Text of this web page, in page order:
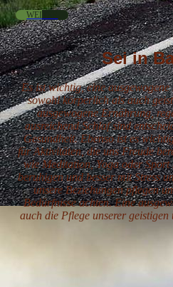
WEITER
Sei in
Es ist wichtig, eine
sowohl körperlich als auch
ausgewogene Ernährung,
ausreichend Schlaf sind
Gesundheit. Ebenso ist es
für Aktivitäten, die uns Freude
wie Meditation, Yoga oder Sport
beruhigen und besser mit Stress
unsere Beziehungen pflegen
Bedürfnisse achten. Eine
auch die Pflege unserer